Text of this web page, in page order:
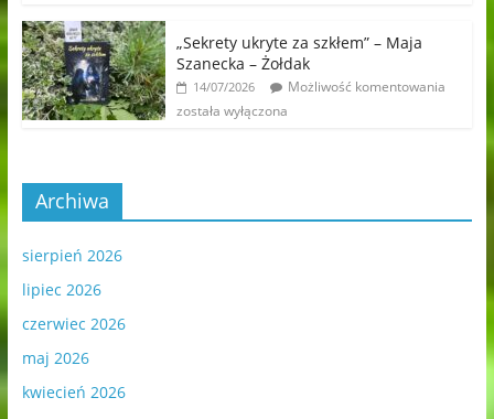
„Sekrety ukryte za szkłem” – Maja
Szanecka – Żołdak
14/07/2026
Możliwość komentowania
została wyłączona
Archiwa
sierpień 2026
lipiec 2026
czerwiec 2026
maj 2026
kwiecień 2026